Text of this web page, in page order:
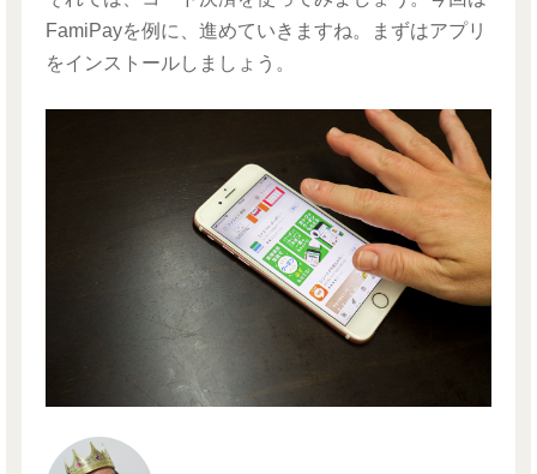
FamiPayを例に、進めていきますね。まずはアプリ
をインストールしましょう。